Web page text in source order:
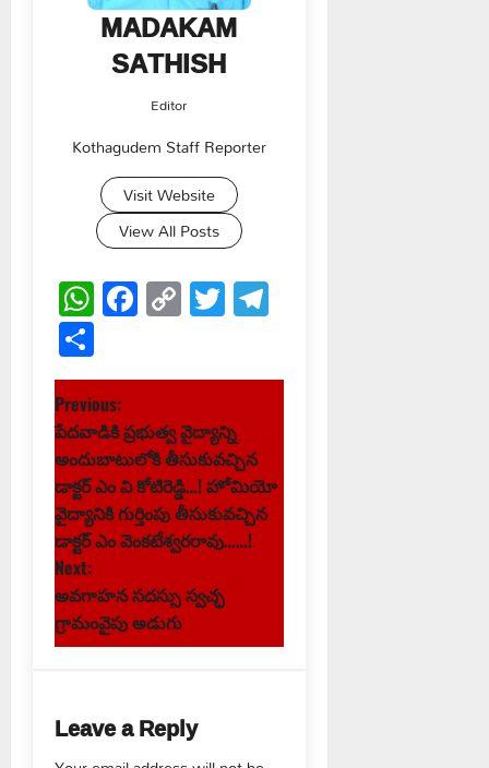
MADAKAM
SATHISH
Editor
Kothagudem Staff Reporter
Visit Website
View All Posts
WhatsApp
Facebook
Copy
Link
Twitter
Share
P
o
s
t
n
a
i
Previous:
పేదవాడికి ప్రభుత్వ వైద్యాన్ని
అందుబాటులోకి తీసుకువచ్చిన
డాక్టర్ ఎం వి కోటిరెడ్డి…! హోమియో
వైద్యానికి గుర్తింపు తీసుకువచ్చిన
డాక్టర్ ఎం వెంకటేశ్వరరావు……!
Next:
అవగాహన సదస్సు స్వచ్ఛ
గ్రామంవైపు అడుగు
Leave a Reply